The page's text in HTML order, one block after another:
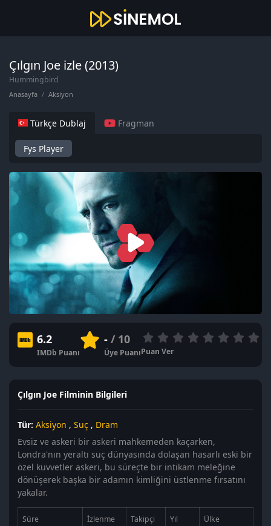
Çılgın Joe izle (2013)
Hummingbird
Anasayfa Aksiyon
Türkçe Dublaj Fragman
Fys Player
6.2
IMDb Puanı
-/ 10
Üye PuanıPuan Ver
Çılgın Joe Filminin Bilgileri
Tür: Aksiyon , Suç , Dram
Evsiz ve askeri bir askeri mahkemeden kaçarken,
Londra'nın yeraltı suç dünyasında dolaşan hasarlı eski bir
özel kuvvetler askeri, bu süreçte bir intikam meleğine
dönüşerek başka bir adamın kimliğini üstlenme fırsatını
yakalar.
Süre İzlenme Takipçi Yıl Ülke